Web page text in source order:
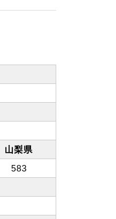
山梨県
583